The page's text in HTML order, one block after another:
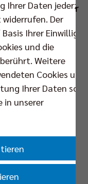
den Gegner
eine großartige
zum
für
ins Jahr
ein großer Erfolg:
sichtbarer
Ihrer Daten
Der
Ihrer
und die
Weitere
Cookies und
Ihrer Daten
in unserer